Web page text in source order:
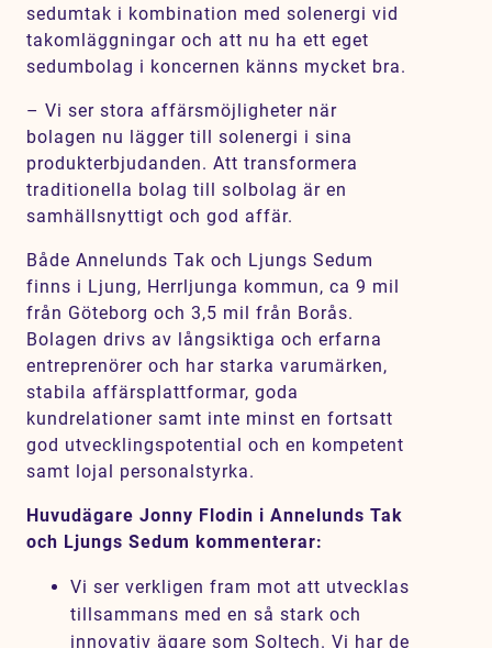
sedumtak i kombination med solenergi vid
takomläggningar och att nu ha ett eget
sedumbolag i koncernen känns mycket bra.
– Vi ser stora affärsmöjligheter när
bolagen nu lägger till solenergi i sina
produkterbjudanden. Att transformera
traditionella bolag till solbolag är en
samhällsnyttigt och god affär.
Både Annelunds Tak och Ljungs Sedum
finns i Ljung, Herrljunga kommun, ca 9 mil
från Göteborg och 3,5 mil från Borås.
Bolagen drivs av långsiktiga och erfarna
entreprenörer och har starka varumärken,
stabila affärsplattformar, goda
kundrelationer samt inte minst en fortsatt
god utvecklingspotential och en kompetent
samt lojal personalstyrka.
Huvudägare Jonny Flodin i Annelunds Tak
och Ljungs Sedum kommenterar:
Vi ser verkligen fram mot att utvecklas
tillsammans med en så stark och
innovativ ägare som Soltech. Vi har de